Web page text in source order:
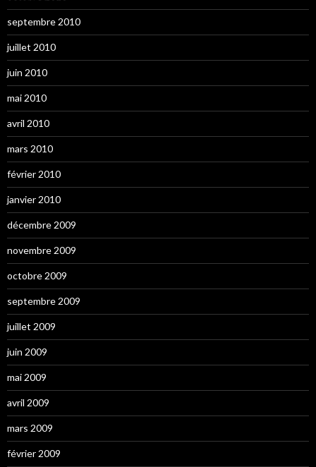
septembre 2010
juillet 2010
juin 2010
mai 2010
avril 2010
mars 2010
février 2010
janvier 2010
décembre 2009
novembre 2009
octobre 2009
septembre 2009
juillet 2009
juin 2009
mai 2009
avril 2009
mars 2009
février 2009